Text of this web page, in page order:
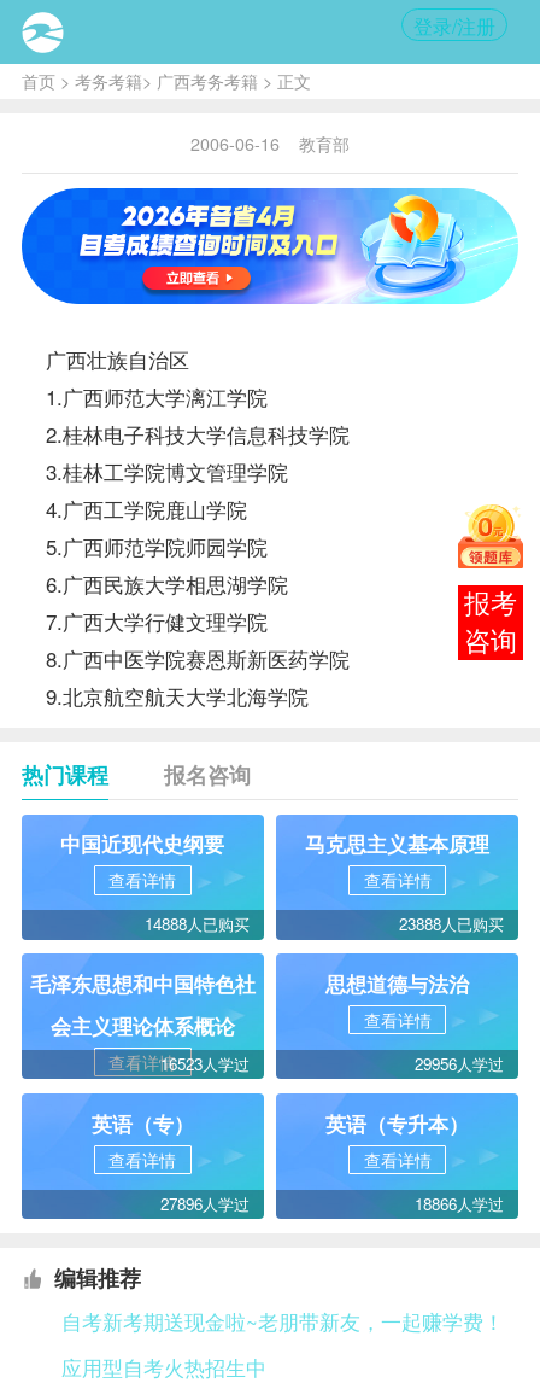
登录/注册
首页> 考务考籍> 广西考务考籍 > 正文
2006-06-16 教育部
广西壮族自治区
1.广西师范大学漓江学院
2.桂林电子科技大学信息科技学院
3.桂林工学院博文管理学院
4.广西工学院鹿山学院
5.广西师范学院师园学院
6.广西民族大学相思湖学院
7.广西大学行健文理学院
8.广西中医学院赛恩斯新医药学院
9.北京航空航天大学北海学院
热门课程 报名咨询
中国近现代史纲要
查看详情
14888人已购买
马克思主义基本原理
查看详情
23888人已购买
毛泽东思想和中国特色社
会主义理论体系概论
查看详情16523人学过
思想道德与法治
查看详情
29956人学过
英语（专）
查看详情
27896人学过
英语（专升本）
查看详情
18866人学过
编辑推荐
自考新考期送现金啦~老朋带新友，一起赚学费！
应用型自考火热招生中
在线
客服